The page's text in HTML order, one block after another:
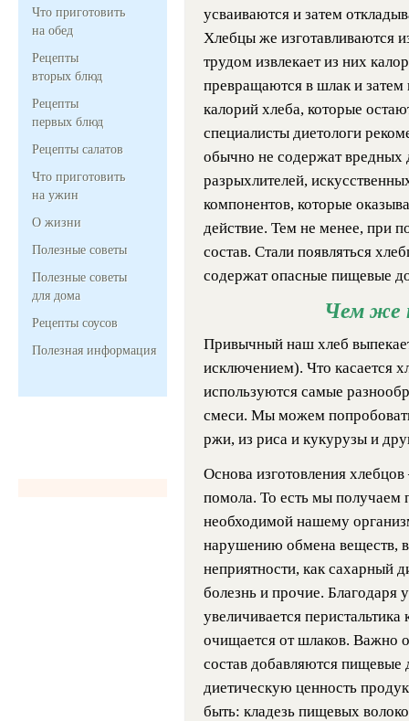
Что приготовить
на обед
Рецепты
вторых блюд
Рецепты
первых блюд
Рецепты салатов
Что приготовить
на ужин
О жизни
Полезные советы
Полезные советы
для дома
Рецепты соусов
Полезная информация
усваиваются и затем
Хлебцы же изготавливаются
трудом извлекает из них
превращаются в шлак и затем
калорий хлеба, которые
специалисты диетологи
обычно не содержат вредных
разрыхлителей,
компонентов, которые
действие. Тем не менее, при
состав. Стали появляться
содержат опасные пищевые
Чем же
Привычный наш хлеб
исключением). Что касается
используются самые
смеси. Мы можем
ржи, из риса и кукурузы и
Основа изготовления
помола. То есть мы получаем
необходимой нашему
нарушению обмена веществ, в
неприятности, как сахарный
болезнь и прочие.
увеличивается
очищается от шлаков. Важно
состав добавляются пищевые
диетическую ценность
быть: кладезь пищевых